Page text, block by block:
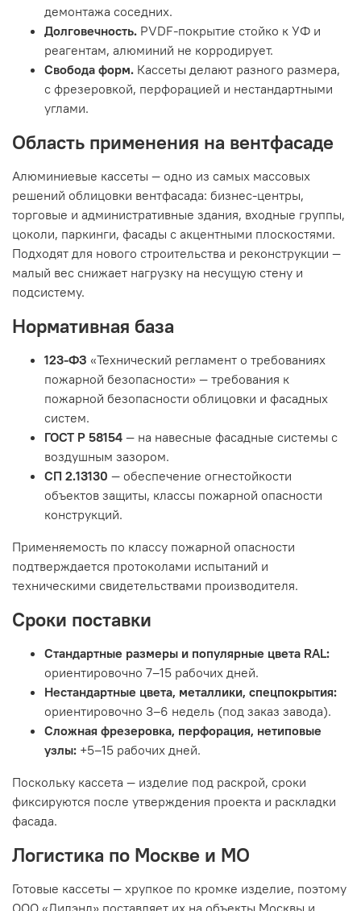
демонтажа соседних.
Долговечность. PVDF-покрытие стойко к УФ и
реагентам, алюминий не корродирует.
Свобода форм. Кассеты делают разного размера,
с фрезеровкой, перфорацией и нестандартными
углами.
Область применения на вентфасаде
Алюминиевые кассеты — одно из самых массовых
решений облицовки вентфасада: бизнес-центры,
торговые и административные здания, входные группы,
цоколи, паркинги, фасады с акцентными плоскостями.
Подходят для нового строительства и реконструкции —
малый вес снижает нагрузку на несущую стену и
подсистему.
Нормативная база
123-ФЗ «Технический регламент о требованиях
пожарной безопасности» — требования к
пожарной безопасности облицовки и фасадных
систем.
ГОСТ Р 58154 — на навесные фасадные системы с
воздушным зазором.
СП 2.13130 — обеспечение огнестойкости
объектов защиты, классы пожарной опасности
конструкций.
Применяемость по классу пожарной опасности
подтверждается протоколами испытаний и
техническими свидетельствами производителя.
Сроки поставки
Стандартные размеры и популярные цвета RAL:
ориентировочно 7–15 рабочих дней.
Нестандартные цвета, металлики, спецпокрытия:
ориентировочно 3–6 недель (под заказ завода).
Сложная фрезеровка, перфорация, нетиповые
узлы: +5–15 рабочих дней.
Поскольку кассета — изделие под раскрой, сроки
фиксируются после утверждения проекта и раскладки
фасада.
Логистика по Москве и МО
Готовые кассеты — хрупкое по кромке изделие, поэтому